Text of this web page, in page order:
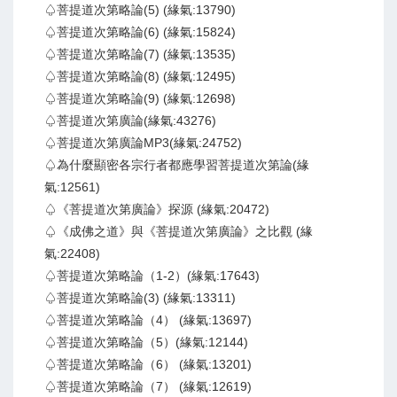
♤菩提道次第略論(5) (緣氣:13790)
♤菩提道次第略論(6) (緣氣:15824)
♤菩提道次第略論(7) (緣氣:13535)
♤菩提道次第略論(8) (緣氣:12495)
♤菩提道次第略論(9) (緣氣:12698)
♤菩提道次第廣論(緣氣:43276)
♤菩提道次第廣論MP3(緣氣:24752)
♤為什麼顯密各宗行者都應學習菩提道次第論(緣
氣:12561)
♤《菩提道次第廣論》探源 (緣氣:20472)
♤《成佛之道》與《菩提道次第廣論》之比觀 (緣
氣:22408)
♤菩提道次第略論（1-2）(緣氣:17643)
♤菩提道次第略論(3) (緣氣:13311)
♤菩提道次第略論（4） (緣氣:13697)
♤菩提道次第略論（5）(緣氣:12144)
♤菩提道次第略論（6） (緣氣:13201)
♤菩提道次第略論（7） (緣氣:12619)